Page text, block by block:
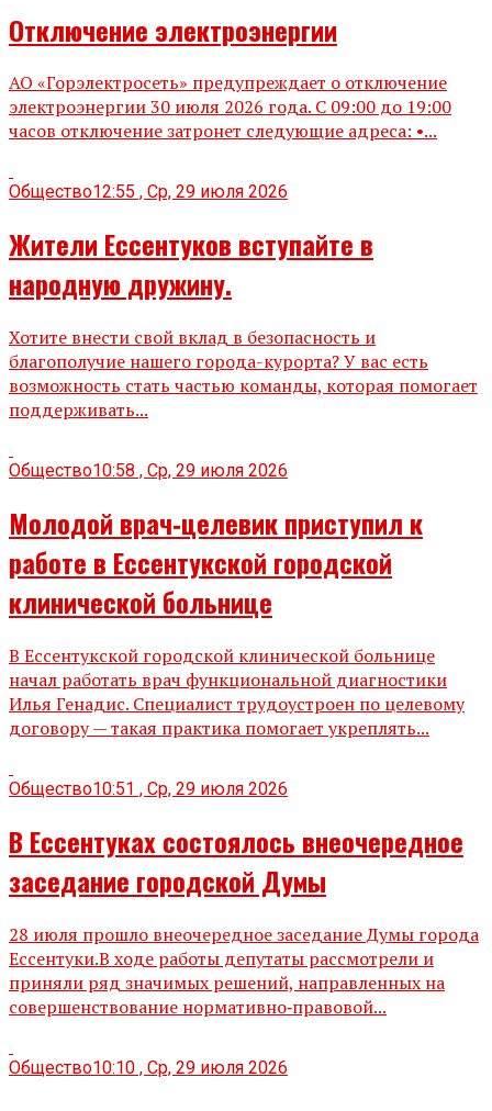
Отключение электроэнергии
АО «Горэлектросеть» предупреждает о отключение
электроэнергии 30 июля 2026 года. С 09:00 до 19:00
часов отключение затронет следующие адреса: •...
Общество12:55 , Ср, 29 июля 2026
Жители Ессентуков вступайте в
народную дружину.
Хотите внести свой вклад в безопасность и
благополучие нашего города-курорта? У вас есть
возможность стать частью команды, которая помогает
поддерживать...
Общество10:58 , Ср, 29 июля 2026
Молодой врач‑целевик приступил к
работе в Ессентукской городской
клинической больнице
В Ессентукской городской клинической больнице
начал работать врач функциональной диагностики
Илья Генадис. Специалист трудоустроен по целевому
договору — такая практика помогает укреплять...
Общество10:51 , Ср, 29 июля 2026
В Ессентуках состоялось внеочередное
заседание городской Думы
28 июля прошло внеочередное заседание Думы города
Ессентуки.В ходе работы депутаты рассмотрели и
приняли ряд значимых решений, направленных на
совершенствование нормативно‑правовой...
Общество10:10 , Ср, 29 июля 2026